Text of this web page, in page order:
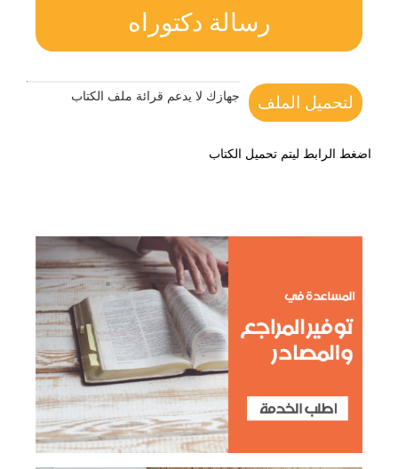
رسالة دكتوراه
لتحميل الملف جهازك لا يدعم قرائة ملف الكتاب
اضغط الرابط ليتم تحميل الكتاب